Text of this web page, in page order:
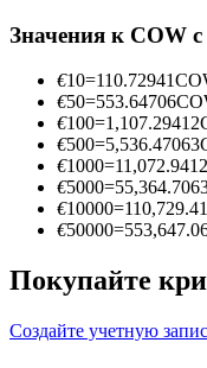
Наслаждайтесь
Значения к COW
€10=110.72941
€50=553.64706
€100=1,107.29412
€500=5,536.47063
€1000=
€5000=
€10000=
€50000=
Покупайте
Создайте учетную